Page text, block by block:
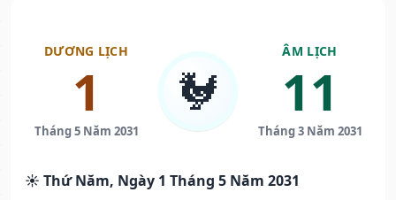
DƯƠNG LỊCH
1
Tháng 5 Năm 2031
🐓
ÂM LỊCH
11
Tháng 3 Năm 2031
☀️ Thứ Năm, Ngày 1 Tháng 5 Năm 2031